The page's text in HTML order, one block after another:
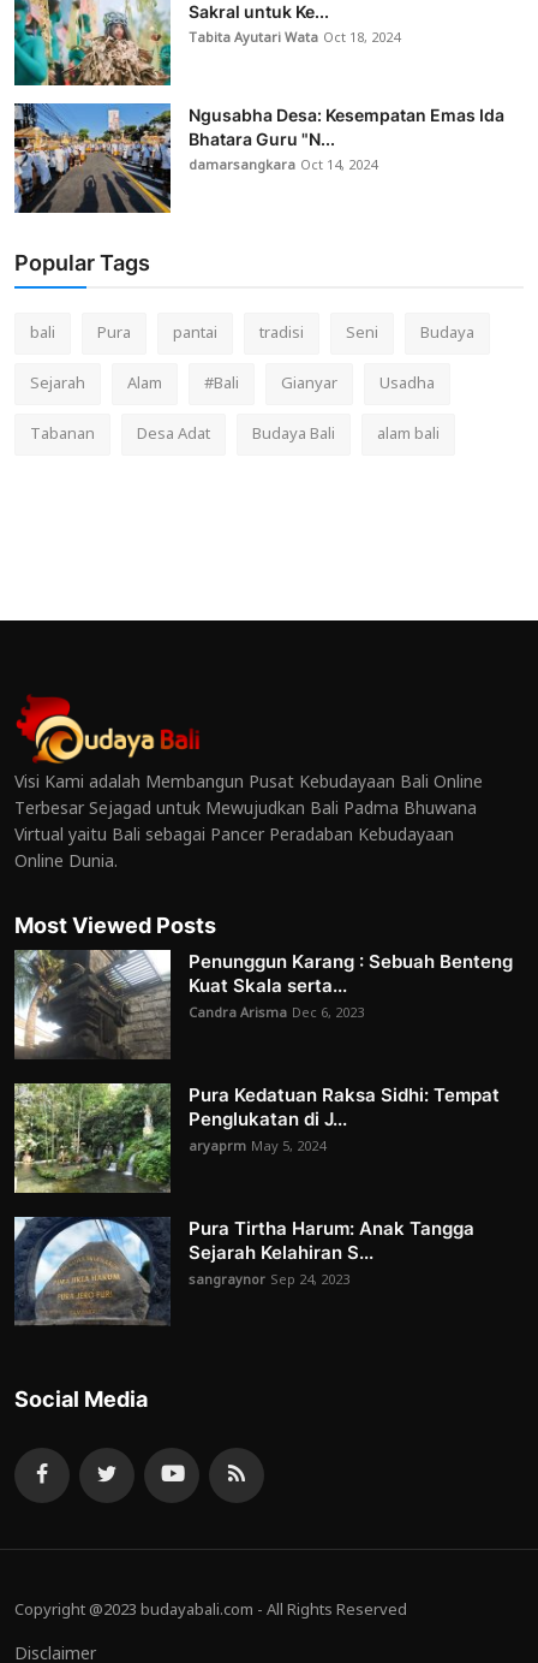
Sakral untuk Ke...
Tabita Ayutari Wata Oct 18, 2024
Ngusabha Desa: Kesempatan Emas Ida
Bhatara Guru "N...
damarsangkara Oct 14, 2024
Popular Tags
bali Pura pantai tradisi Seni
Budaya
Sejarah
Alam #Bali Gianyar
Usadha
Tabanan
Desa Adat Budaya Bali alam bali
Visi Kami adalah Membangun Pusat Kebudayaan Bali Online
Terbesar Sejagad untuk Mewujudkan Bali Padma Bhuwana
Virtual yaitu Bali sebagai Pancer Peradaban Kebudayaan
Online Dunia.
Most Viewed Posts
Penunggun Karang : Sebuah Benteng
Kuat Skala serta...
Candra Arisma Dec 6, 2023
Pura Kedatuan Raksa Sidhi: Tempat
Penglukatan di J...
aryaprm May 5, 2024
Pura Tirtha Harum: Anak Tangga
Sejarah Kelahiran S...
sangraynor Sep 24, 2023
Social Media
Copyright @2023 budayabali.com - All Rights Reserved
Disclaimer